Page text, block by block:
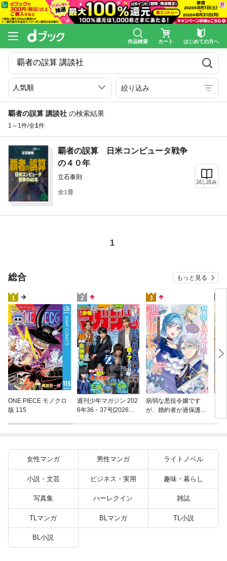
作品検索 カート はじめての方へ
絞り込み
覇者の誤算 講談社 の検索結果
1～1件/全1件
覇者の誤算 日米コンピュータ戦争
の４０年
立石泰則
全1冊
試し読み
1
総合 もっと見る
1
ONE PIECE モノクロ
版 115
2
週刊少年マガジン 202
6年36・37号[2026年8
3
病弱な悪役令嬢です
が、婚約者が過保護す
異
(22)
女性マンガ 男性マンガ ライトノベル
小説・文芸 ビジネス・実用 趣味・暮らし
写真集 ハーレクイン 雑誌
TLマンガ BLマンガ TL小説
BL小説